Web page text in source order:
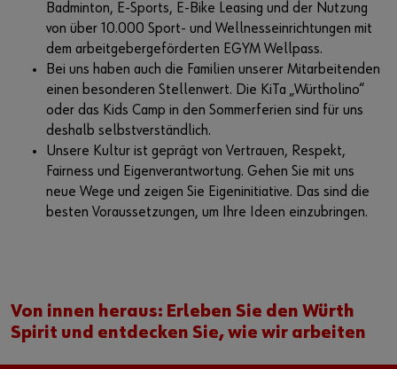
Badminton, E-Sports, E-Bike Leasing und der Nutzung
von über 10.000 Sport- und Wellnesseinrichtungen mit
dem arbeitgebergeförderten EGYM Wellpass.
Bei uns haben auch die Familien unserer Mitarbeitenden
einen besonderen Stellenwert. Die KiTa „Würtholino“
oder das Kids Camp in den Sommerferien sind für uns
deshalb selbstverständlich.
Unsere Kultur ist geprägt von Vertrauen, Respekt,
Fairness und Eigenverantwortung. Gehen Sie mit uns
neue Wege und zeigen Sie Eigeninitiative. Das sind die
besten Voraussetzungen, um Ihre Ideen einzubringen.
Von innen heraus: Erleben Sie den Würth
Spirit und entdecken Sie, wie wir arbeiten